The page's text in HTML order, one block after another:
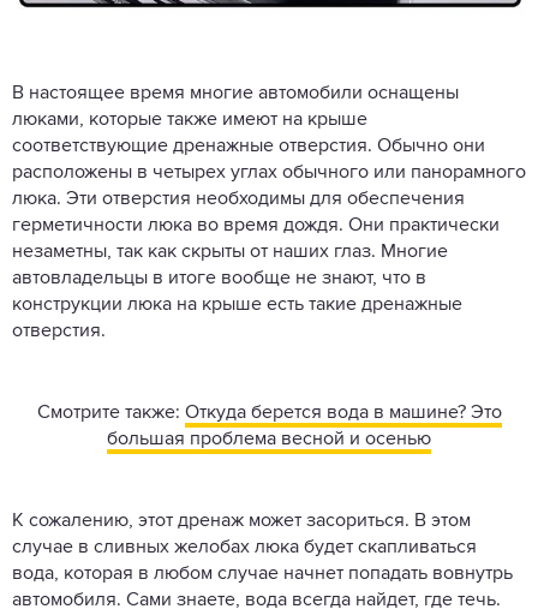
В настоящее время многие автомобили оснащены
люками, которые также имеют на крыше
соответствующие дренажные отверстия. Обычно они
расположены в четырех углах обычного или панорамного
люка. Эти отверстия необходимы для обеспечения
герметичности люка во время дождя. Они практически
незаметны, так как скрыты от наших глаз. Многие
автовладельцы в итоге вообще не знают, что в
конструкции люка на крыше есть такие дренажные
отверстия.
Смотрите также: Откуда берется вода в машине? Это
большая проблема весной и осенью
К сожалению, этот дренаж может засориться. В этом
случае в сливных желобах люка будет скапливаться
вода, которая в любом случае начнет попадать вовнутрь
автомобиля. Сами знаете, вода всегда найдет, где течь.